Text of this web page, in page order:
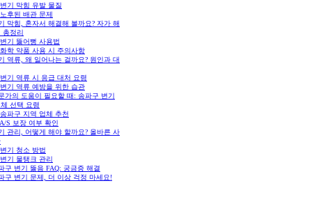
기 막힘 유발 물질
후된 배관 문제
막힘, 혼자서 해결해 볼까요? 자가 해
총정리
기 뚫어뻥 사용법
학 약품 사용 시 주의사항
역류, 왜 일어나는 걸까요? 원인과 대
기 역류 시 응급 대처 요령
기 역류 예방을 위한 습관
가의 도움이 필요할 때: 송파구 변기
선택 요령
파구 지역 업체 추천
S 보장 여부 확인
관리, 어떻게 해야 할까요? 올바른 사
기 청소 방법
기 물탱크 관리
구 변기 뚫음 FAQ: 궁금증 해결
구 변기 문제, 더 이상 걱정 마세요!